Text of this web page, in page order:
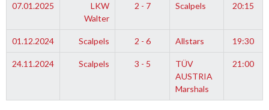
07.01.2025
LKW
Walter
2 - 7 Scalpels 20:15
01.12.2024 Scalpels 2 - 6 Allstars 19:30
24.11.2024 Scalpels 3 - 5
TÜV
AUSTRIA
Marshals
21:00